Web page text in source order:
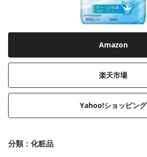
Amazon
楽天市場
Yahoo!ショッピング
分類： 化粧品